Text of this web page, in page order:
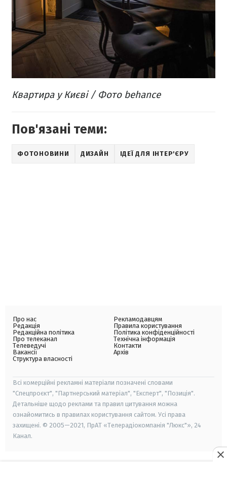
Квартира у Києві / Фото behance
Пов'язані теми:
ФОТОНОВИНИ ДИЗАЙН ІДЕЇ ДЛЯ ІНТЕР'ЄРУ
Про нас
Редакція
Редакційна політика
Про телеканал
Телеведучі
Вакансії
Структура власності
Рекламодавцям
Правила користування
Політика конфіденційності
Технічна інформація
Контакти
Архів
Всі комерційні рекламні матеріали позначені словами
"Спецпроєкт", "Партнерський матеріал", "Експерт", "Позиція".
Детальніше щодо реклами та правил цитування можна
ознайомитись в правилах користування сайтом. Усі права
захищені. © 2005—2021, ПрАТ «Телерадіокомпанія "Люкс"», 24
Канал.